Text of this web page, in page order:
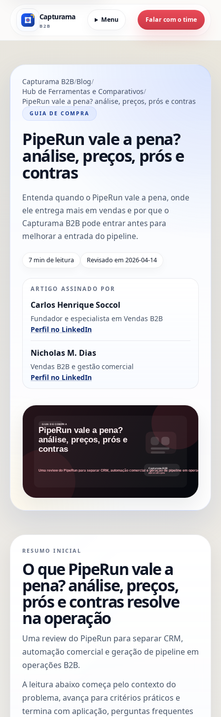
Capturama
B2B
Menu Falar com o time
Capturama B2B Blog
Hub de Ferramentas e Comparativos
PipeRun vale a pena? análise, preços, prós e contras
GUIA DE COMPRA
PipeRun vale a pena?
análise, preços, prós e
contras
Entenda quando o PipeRun vale a pena, onde
ele entrega mais em vendas e por que o
Capturama B2B pode entrar antes para
melhorar a entrada do pipeline.
7 min de leitura Revisado em 2026-04-14
ARTIGO ASSINADO POR
Carlos Henrique Soccol
Fundador e especialista em Vendas B2B
Perfil no LinkedIn
Nicholas M. Dias
Vendas B2B e gestão comercial
Perfil no LinkedIn
RESUMO INICIAL
O que PipeRun vale a
pena? análise, preços,
prós e contras resolve
na operação
Uma review do PipeRun para separar CRM,
automação comercial e geração de pipeline em
operações B2B.
A leitura abaixo começa pelo contexto do
problema, avança para critérios práticos e
termina com aplicação, perguntas frequentes